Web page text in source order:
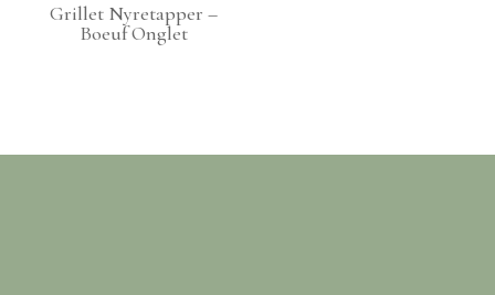
Grillet Nyretapper –
Boeuf Onglet